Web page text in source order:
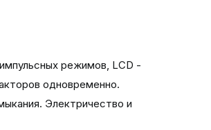
режимов, LCD -
одновременно.
Электричество и